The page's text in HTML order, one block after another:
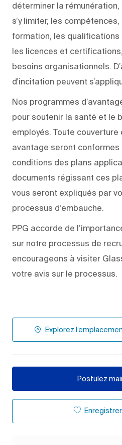
déterminer la
s’y limiter, les
formation, les qualifications
les licences et
besoins organisationnels.
d'incitation peuvent
Nos programmes
pour soutenir la santé et le
employés. Toute couverture
avantage seront conformes
conditions des plans
documents régissant ces
vous seront expliqués par
processus d’embauche.
PPG accorde de
sur notre processus de
encourageons à visiter
votre avis sur le processus.
Explorez
Postulez